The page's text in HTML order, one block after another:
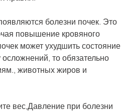
болезни почек. Это
повышение кровяного
может ухудшить состояние
то обязательно
животных жиров и
вес,Давление при болезни